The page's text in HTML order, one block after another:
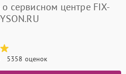
сервисном центре FIX-
5358 оценок